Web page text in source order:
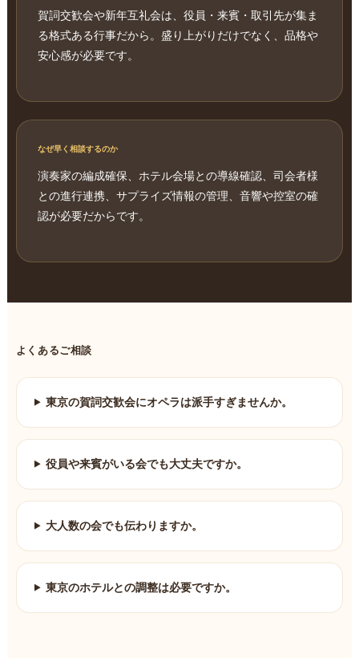
賀詞交歓会や新年互礼会は、役員・来賓・取引先が集ま
る格式ある行事だから。盛り上がりだけでなく、品格や
安心感が必要です。
なぜ早く相談するのか
演奏家の編成確保、ホテル会場との導線確認、司会者様
との進行連携、サプライズ情報の管理、音響や控室の確
認が必要だからです。
よくあるご相談
東京の賀詞交歓会にオペラは派手すぎませんか。
役員や来賓がいる会でも大丈夫ですか。
大人数の会でも伝わりますか。
東京のホテルとの調整は必要ですか。